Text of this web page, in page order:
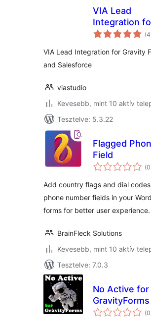
VIA Lead
Integration
Gravity Forms(4
VIA Lead Integration for Gravity
and Salesforce
viastudio
Kevesebb, mint 10 aktív
Tesztelve: 5.3.22
Flagged
Field
(0
Add country flags and dial
phone number fields in your
forms for better user experience.
BrainFleck Solutions
Kevesebb, mint 10 aktív
Tesztelve: 7.0.3
No Active for
GravityForms
(0